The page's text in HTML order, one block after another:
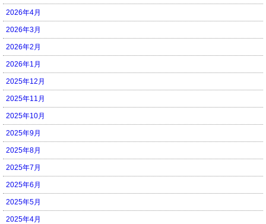
2026年4月
2026年3月
2026年2月
2026年1月
2025年12月
2025年11月
2025年10月
2025年9月
2025年8月
2025年7月
2025年6月
2025年5月
2025年4月